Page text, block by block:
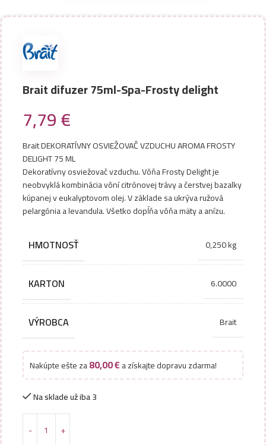
Brait difuzer 75ml-Spa-Frosty delight
7,79€
Brait DEKORATÍVNY OSVIEŽOVAČ VZDUCHU AROMA FROSTY
DELIGHT 75 ML
Dekoratívny osviežovač vzduchu. Vôňa Frosty Delight je
neobvyklá kombinácia vôní citrónovej trávy a čerstvej bazalky
kúpanej v eukalyptovom olej. V základe sa ukrýva ružová
pelargónia a levandula. Všetko dopĺňa vôňa mäty a anízu.
HMOTNOSŤ 0,250 kg
KARTON 6.0000
VÝROBCA Brait
Nakúpte ešte za80,00€a získajte dopravu zdarma!
Na sklade už iba 3